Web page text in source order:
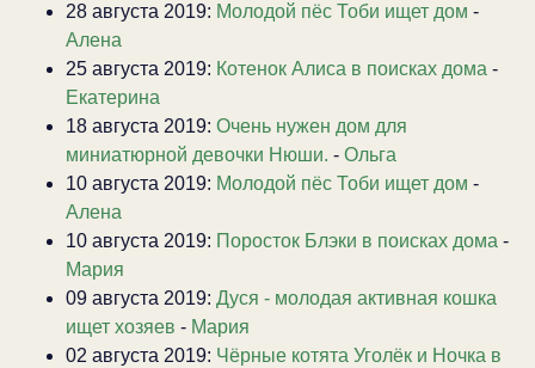
28 августа 2019: Молодой пёс Тоби ищет дом -
Алена
25 августа 2019: Котенок Алиса в поисках дома -
Екатерина
18 августа 2019: Очень нужен дом для
миниатюрной девочки Нюши. - Ольга
10 августа 2019: Молодой пёс Тоби ищет дом -
Алена
10 августа 2019: Поросток Блэки в поисках дома -
Мария
09 августа 2019: Дуся - молодая активная кошка
ищет хозяев - Мария
02 августа 2019: Чёрные котята Уголёк и Ночка в